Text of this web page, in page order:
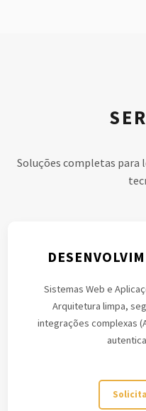
Soluções completas para
Sistemas Web e
Arquitetura limpa,
integrações complexas